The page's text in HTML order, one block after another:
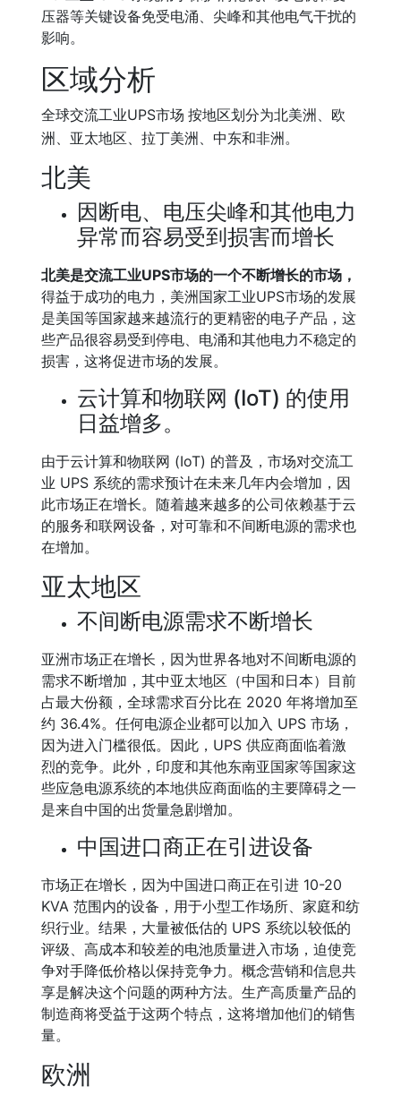
压器等关键设备免受电涌、尖峰和其他电气干扰的
影响。
区域分析
全球交流工业UPS市场 按地区划分为北美洲、欧
洲、亚太地区、拉丁美洲、中东和非洲。
北美
因断电、电压尖峰和其他电力
异常而容易受到损害而增长
北美是交流工业UPS市场的一个不断增长的市场，
得益于成功的电力，美洲国家工业UPS市场的发展
是美国等国家越来越流行的更精密的电子产品，这
些产品很容易受到停电、电涌和其他电力不稳定的
损害，这将促进市场的发展。
云计算和物联网 (IoT) 的使用
日益增多。
由于云计算和物联网 (IoT) 的普及，市场对交流工
业 UPS 系统的需求预计在未来几年内会增加，因
此市场正在增长。随着越来越多的公司依赖基于云
的服务和联网设备，对可靠和不间断电源的需求也
在增加。
亚太地区
不间断电源需求不断增长
亚洲市场正在增长，因为世界各地对不间断电源的
需求不断增加，其中亚太地区（中国和日本）目前
占最大份额，全球需求百分比在 2020 年将增加至
约 36.4%。任何电源企业都可以加入 UPS 市场，
因为进入门槛很低。因此，UPS 供应商面临着激
烈的竞争。此外，印度和其他东南亚国家等国家这
些应急电源系统的本地供应商面临的主要障碍之一
是来自中国的出货量急剧增加。
中国进口商正在引进设备
市场正在增长，因为中国进口商正在引进 10-20
KVA 范围内的设备，用于小型工作场所、家庭和纺
织行业。结果，大量被低估的 UPS 系统以较低的
评级、高成本和较差的电池质量进入市场，迫使竞
争对手降低价格以保持竞争力。概念营销和信息共
享是解决这个问题的两种方法。生产高质量产品的
制造商将受益于这两个特点，这将增加他们的销售
量。
欧洲